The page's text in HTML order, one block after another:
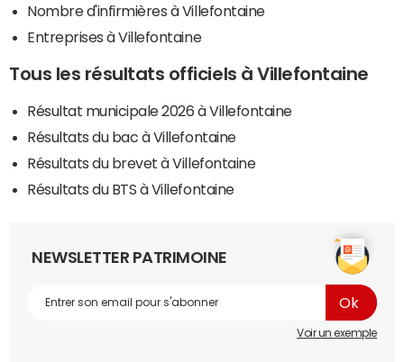
Nombre d'infirmières à Villefontaine
Entreprises à Villefontaine
Tous les résultats officiels à Villefontaine
Résultat municipale 2026 à Villefontaine
Résultats du bac à Villefontaine
Résultats du brevet à Villefontaine
Résultats du BTS à Villefontaine
NEWSLETTER PATRIMOINE
Voir un exemple